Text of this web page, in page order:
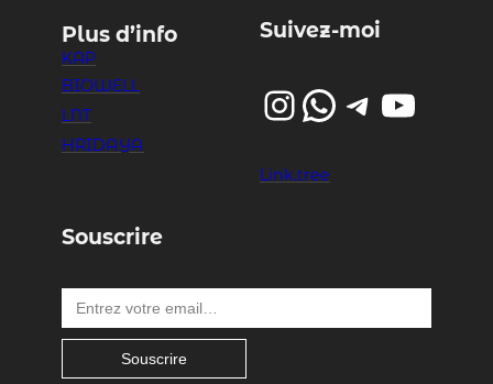
Plus d’info
KAP
BIOWELL
LNT
HRIDAYA
Suivez-moi
InstagramWhatsApp Telegram YouTube
Link.tree
Souscrire
Entrez votre email…
Souscrire